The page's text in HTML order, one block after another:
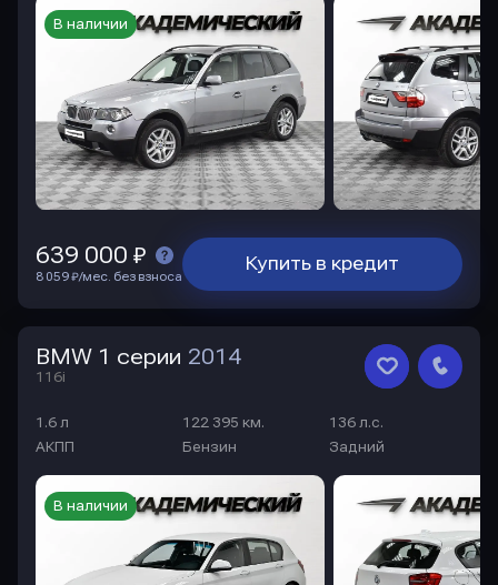
В наличии
Купить в кредит
639 000 ₽
8 059 ₽/мес. без взноса
BMW 1 серии 2014
116i
1.6 л 122 395 км.
136 л.с.
АКПП
Бензин Задний
В наличии